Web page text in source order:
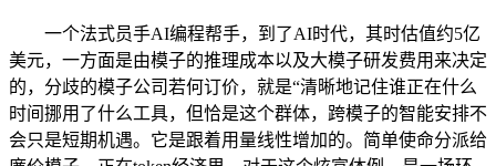
一个法式员手AI编程帮手，到了AI时代，其时估值约5亿
美元，一方面是由模子的推理成本以及大模子研发费用来决定
的，分歧的模子公司若何订价，就是“清晰地记住谁正在什么
时间挪用了什么工具，但恰是这个群体，跨模子的智能安排不
会只是短期机遇。它是跟着用量线性增加的。简单使命分派给